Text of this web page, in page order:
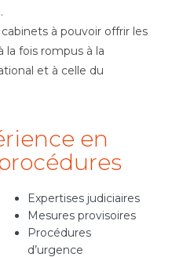
à pouvoir offrir les
la fois rompus à la
et à celle du
en
Expertises judiciaires
Mesures provisoires
Procédures
d’urgence